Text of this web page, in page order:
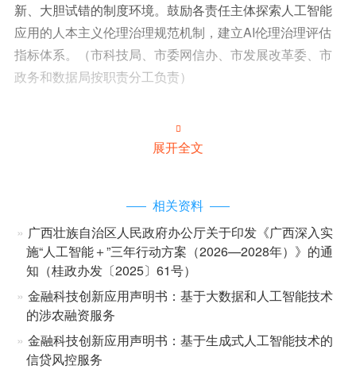
新、大胆试错的制度环境。鼓励各责任主体探索人工智能
应用的人本主义伦理治理规范机制，建立AI伦理治理评估
指标体系。（市科技局、市委网信办、市发展改革委、市
政务和数据局按职责分工负责）

展开全文
相关资料
广西壮族自治区人民政府办公厅关于印发《广西深入实
施“人工智能＋”三年行动方案（2026—2028年）》的通
知（桂政办发〔2025〕61号）
金融科技创新应用声明书：基于大数据和人工智能技术
的涉农融资服务
金融科技创新应用声明书：基于生成式人工智能技术的
信贷风控服务